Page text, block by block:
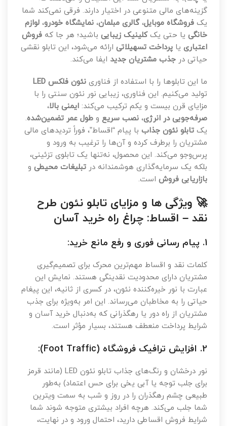
گزینه‌های مالی متنوعی در اختیار دارند. فرقی نمی‌کند شما
یک فروشگاه موبایل،گالری مبلمان، نمایشگاه خودرو، لوازم
خانگی یا حتی یککلینیک زیبایی باشید؛ هر جا که فروش
اعتباری یا پرداخت تسهیلاتی ارائه می‌شود، این تابلو نقشی
حیاتی در جذب مشتریان جدید ایفا می‌کند.
ما این تابلوها را با استفاده از فناوری نئون فلکس LED
تولید می‌کنیم. این فناوری، زیبایی نور نئون سنتی را با
مزایای قرن بیست و یکم ترکیب می‌کند: ایمنی بالا،
صرفه‌جویی در انرژی، نصب سریع و طول عمر تضمین‌شده.
یک تابلو نئون جذاب با پیام “اقساط”، فوراً تردیدهای مالی
مشتریان را برطرف کرده و آن‌ها را ترغیب به ورود و
پرس‌وجو می‌کند. این محصول، نه‌تنها یک تابلوی تزئینی،
بلکه یک سرمایه‌گذاری هوشمندانه در تبلیغات محیطی و
بازاریابی فروش است.
🚀 ویژگی ها و مزایای تابلو نئون طرح
نقد – اقساط: چراغ راه خرید آسان
1. پیام رسانی فوری و رفع مانع خرید:
کلمات نقد و اقساط مهم‌ترین محرک برای تصمیم‌گیری
مشتریان دارای محدودیت نقدینگی هستند. نمایش این
عبارت با نور خیره‌کننده نئون، در کسری از ثانیه، این پیغام
حیاتی را به مخاطبان می‌رساند. این امر به‌ویژه برای جذب
مشتریان از راه دور یا رهگذرانی که به‌دنبال خرید آسان و
شرایط پرداخت منعطف هستند، بسیار مؤثر است.
2. افزایش ترافیک فروشگاه (Foot Traffic):
نور درخشان و رنگ‌های جذاب تابلو نئون LED (مانند قرمز
برای جلب توجه یا آبی یخی برای حس اعتماد) به‌طور
طبیعی چشم رهگذران را در روز و شب به سمت ویترین
شما جلب می‌کند. هرچه افراد بیشتری متوجه شوند شما
شرایط فروش اقساطی دارید، احتمال ورود و در نهایت،